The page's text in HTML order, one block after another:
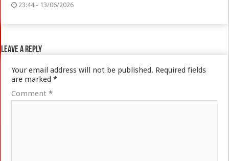
23:44 - 13/06/2026
Leave a Reply
Your email address will not be published. Required fields
are marked*
Comment*